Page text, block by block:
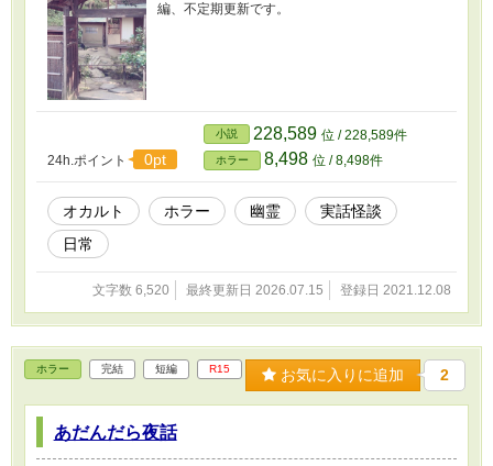
編、不定期更新です。
24h.ポイント 0pt
小説 228,589 位 / 228,589件
ホラー 8,498 位 / 8,498件
オカルト ホラー 幽霊
実話怪談
日常
文字数 6,520 最終更新日 2026.07.15 登録日 2021.12.08
ホラー 完結 短編 R15 お気に入りに追加 2
あだんだら夜話